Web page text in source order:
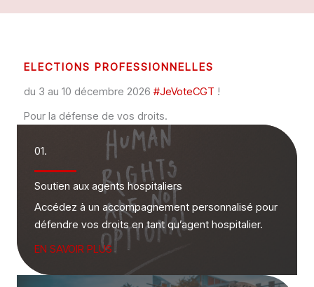
ELECTIONS PROFESSIONNELLES
du 3 au 10 décembre 2026 #JeVoteCGT !
Pour la défense de vos droits.
01.
Soutien aux agents hospitaliers
Accédez à un accompagnement personnalisé pour
défendre vos droits en tant qu’agent hospitalier.
EN SAVOIR PLUS